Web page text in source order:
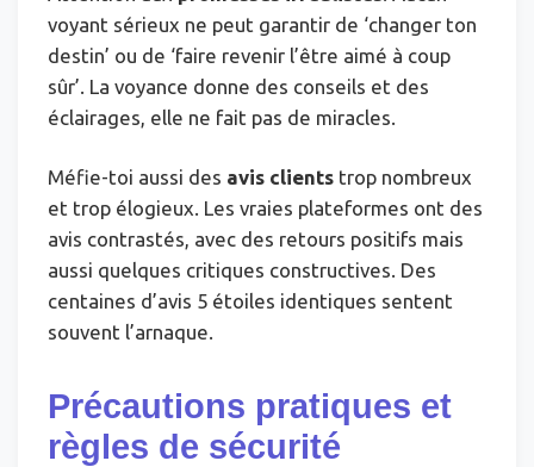
voyant sérieux ne peut garantir de ‘changer ton
destin’ ou de ‘faire revenir l’être aimé à coup
sûr’. La voyance donne des conseils et des
éclairages, elle ne fait pas de miracles.
Méfie-toi aussi des avis clients trop nombreux
et trop élogieux. Les vraies plateformes ont des
avis contrastés, avec des retours positifs mais
aussi quelques critiques constructives. Des
centaines d’avis 5 étoiles identiques sentent
souvent l’arnaque.
Précautions pratiques et
règles de sécurité